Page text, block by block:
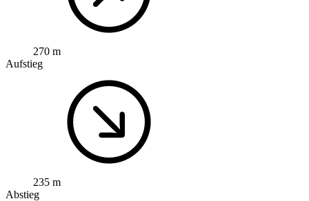
270 m
Aufstieg
235 m
Abstieg